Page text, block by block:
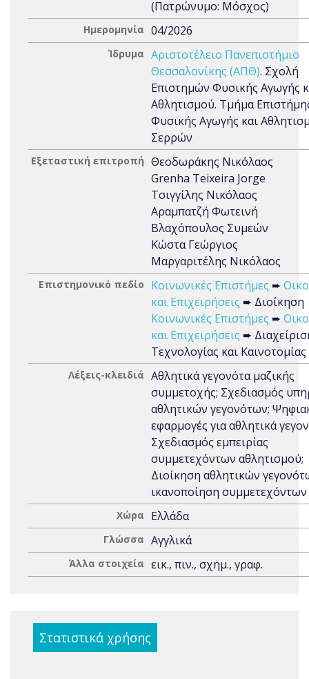
(Πατρώνυμο: Μόσχος)
Ημερομηνία 04/2026
Ίδρυμα Αριστοτέλειο Πανεπιστήμιο
Θεσσαλονίκης (ΑΠΘ). Σχολή
Επιστημών Φυσικής Αγωγής
Αθλητισμού. Τμήμα
Φυσικής Αγωγής και
Σερρών
Εξεταστική επιτροπή Θεοδωράκης Νικόλαος
Grenha Teixeira Jorge
Τσιγγίλης Νικόλαος
Αραμπατζή Φωτεινή
Βλαχόπουλος Συμεών
Κώστα Γεώργιος
Μαργαριτέλης Νικόλαος
Επιστημονικό πεδίο Κοινωνικές Επιστήμες ➨
και Επιχειρήσεις ➨ Διοίκηση
Κοινωνικές Επιστήμες ➨
και Επιχειρήσεις ➨
Τεχνολογίας και Καινοτομίας
Λέξεις-κλειδιά Αθλητικά γεγονότα μαζικής
συμμετοχής; Σχεδιασμός
αθλητικών γεγονότων;
εφαρμογές για αθλητικά
Σχεδιασμός εμπειρίας
συμμετεχόντων αθλητισμού;
Διοίκηση αθλητικών
ικανοποίηση συμμετεχόντων
Χώρα Ελλάδα
Γλώσσα Αγγλικά
Άλλα στοιχεία εικ., πιν., σχημ., γραφ.
Στατιστικά χρήσης